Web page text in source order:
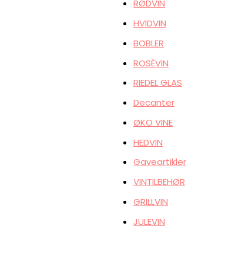
RØDVIN
HVIDVIN
BOBLER
ROSÈVIN
RIEDEL GLAS
Decanter
ØKO VINE
HEDVIN
Gaveartikler
VINTILBEHØR
GRILLVIN
JULEVIN